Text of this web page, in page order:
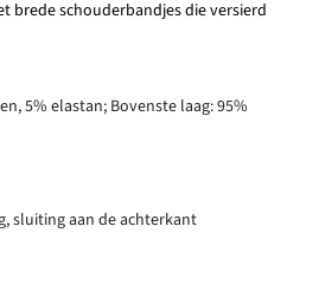
brede schouderbandjes die versierd
5% elastan; Bovenste laag: 95%
sluiting aan de achterkant